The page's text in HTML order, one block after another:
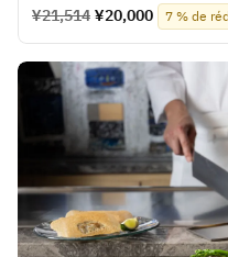
¥21,514 ¥20,000 7 % de